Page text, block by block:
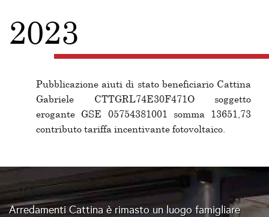
2023
Pubblicazione aiuti di stato beneficiario Cattina
Gabriele CTTGRL74E30F471O soggetto
erogante GSE 05754381001 somma 13651,73
contributo tariffa incentivante fotovoltaico.
Arredamenti Cattina è rimasto un luogo famigliare